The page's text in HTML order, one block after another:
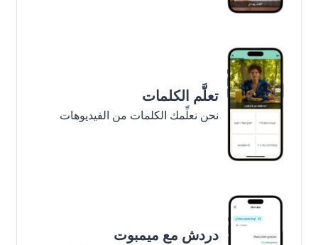
تعلَّم الكلمات
نحن نعلِّمك الكلمات من الفيديوهات
دردش مع ميمبوت